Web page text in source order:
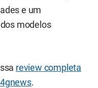
e um
modelos
review completa
.